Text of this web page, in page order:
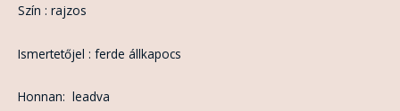
Szín : rajzos
Ismertetőjel : ferde állkapocs
Honnan: leadva